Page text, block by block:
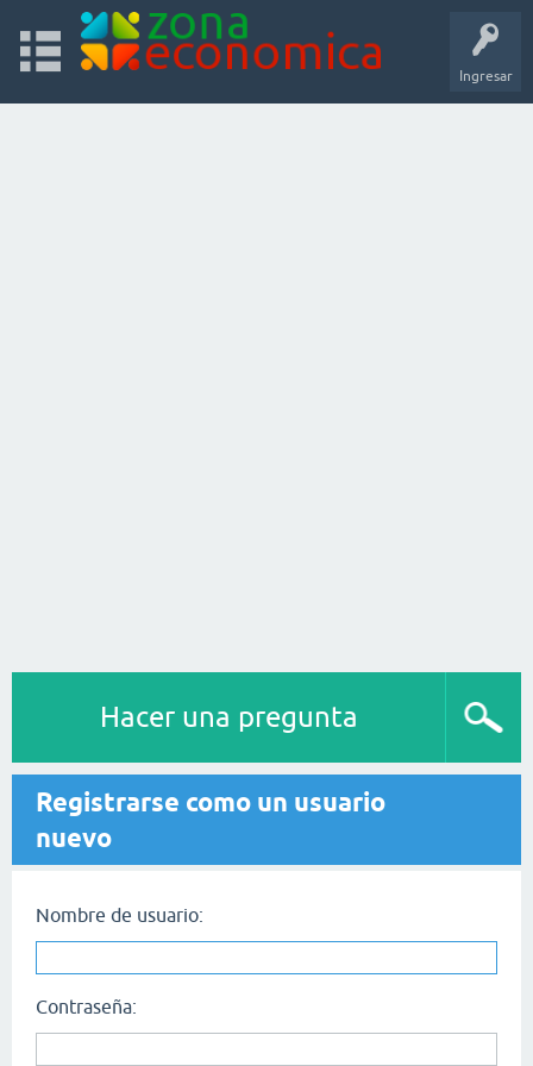
Ingresar
Hacer una pregunta
Registrarse como un usuario
nuevo
Nombre de usuario:
Contraseña: